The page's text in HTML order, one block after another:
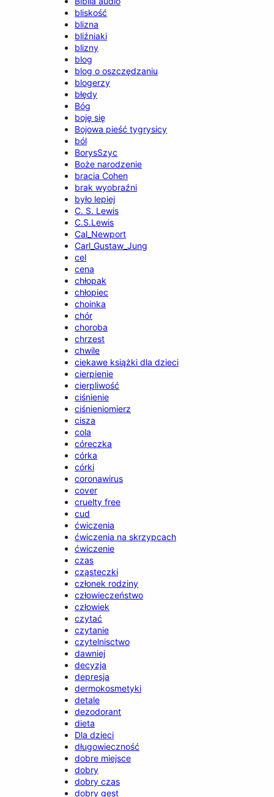
bliskość
blizna
bliźniaki
blizny
blog
blog o oszczędzaniu
blogerzy
błędy
Bóg
boję się
Bojowa pieść tygrysicy
ból
BorysSzyc
Boże narodzenie
bracia Cohen
brak wyobraźni
było lepiej
C. S. Lewis
C.S.Lewis
Cal_Newport
Carl_Gustaw_Jung
cel
cena
chłopak
chłopiec
choinka
chór
choroba
chrzest
chwile
ciekawe książki dla dzieci
cierpienie
cierpliwość
ciśnienie
ciśnieniomierz
cisza
cola
córeczka
córka
córki
coronawirus
cover
cruelty free
cud
ćwiczenia
ćwiczenia na skrzypcach
ćwiczenie
czas
cząsteczki
członek rodziny
człowieczeństwo
człowiek
czytać
czytanie
czytelnisctwo
dawniej
decyzja
depresja
dermokosmetyki
detale
dezodorant
dieta
Dla dzieci
długowieczność
dobre miejsce
dobry
dobry czas
dobry gest